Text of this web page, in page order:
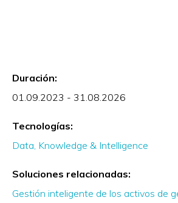
Duración:
01.09.2023 - 31.08.2026
Tecnologías:
Data, Knowledge & Intelligence
Soluciones relacionadas:
Gestión inteligente de los activos de